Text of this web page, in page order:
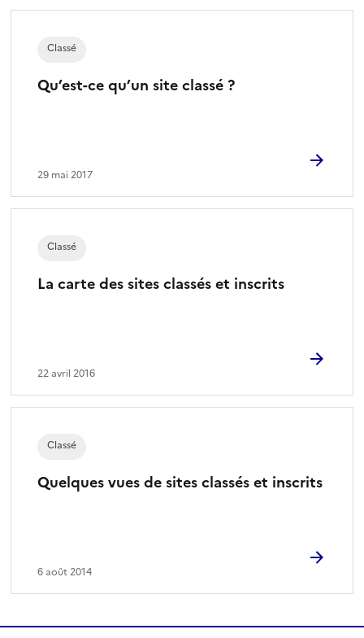
Qu’est-ce qu’un site classé ?
Classé
29 mai 2017
La carte des sites classés et inscrits
Classé
22 avril 2016
Quelques vues de sites classés et inscrits
Classé
6 août 2014